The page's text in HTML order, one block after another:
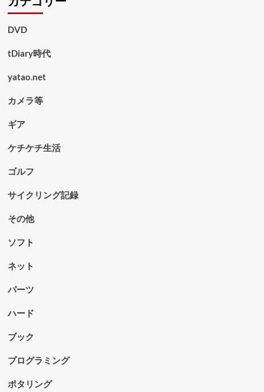
DVD
tDiary時代
yatao.net
カメラ等
ギア
ケチケチ生活
ゴルフ
サイクリング記録
その他
ソフト
ネット
パーツ
ハード
ブック
プログラミング
ポタリング